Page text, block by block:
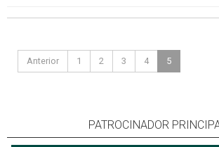
Anterior 1 2 3 4 5
PATROCINADOR